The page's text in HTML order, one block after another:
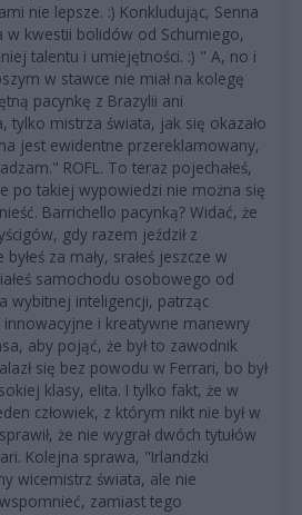
nie lepsze. :) Konkludując, Senna
w kwestii bolidów od Schumiego,
talentu i umiejętności. :) " A, no i
w stawce nie miał na kolegę
pacynkę z Brazylii ani
tylko mistrza świata, jak się okazało
jest ewidentne przereklamowany,
ROFL. To teraz pojechałeś,
po takiej wypowiedzi nie można się
Barrichello pacynką? Widać, że
gdy razem jeździł z
za mały, srałeś jeszcze w
samochodu osobowego od
wybitnej inteligencji, patrząc
innowacyjne i kreatywne manewry
aby pojąć, że był to zawodnik
się bez powodu w Ferrari, bo był
klasy, elita. I tylko fakt, że w
człowiek, z którym nikt nie był w
że nie wygrał dwóch tytułów
Kolejna sprawa, "Irlandzki
wicemistrz świata, ale nie
zamiast tego